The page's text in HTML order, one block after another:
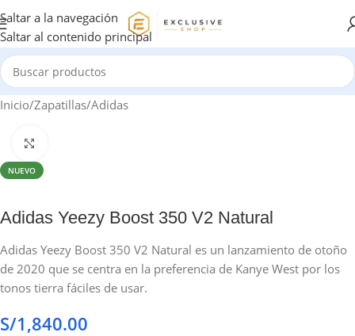
Saltar a la navegación
Saltar al contenido principal
Inicio/Zapatillas/Adidas
NUEVO
Adidas Yeezy Boost 350 V2 Natural
Adidas Yeezy Boost 350 V2 Natural es un lanzamiento de otoño
de 2020 que se centra en la preferencia de Kanye West por los
tonos tierra fáciles de usar.
S/1,840.00